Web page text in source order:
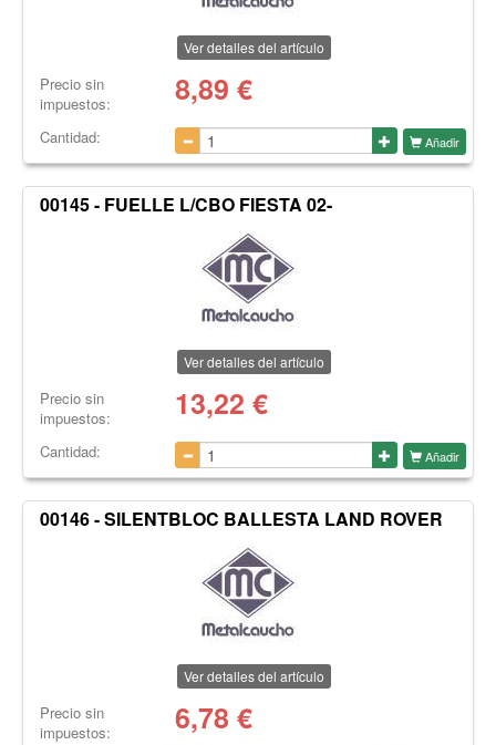
Ver detalles del artículo
Precio sin
impuestos:
8,89 €
Cantidad: Añadir
00145 - FUELLE L/CBO FIESTA 02-
Ver detalles del artículo
Precio sin
impuestos:
13,22 €
Cantidad: Añadir
00146 - SILENTBLOC BALLESTA LAND ROVER
Ver detalles del artículo
Precio sin
impuestos:
6,78 €